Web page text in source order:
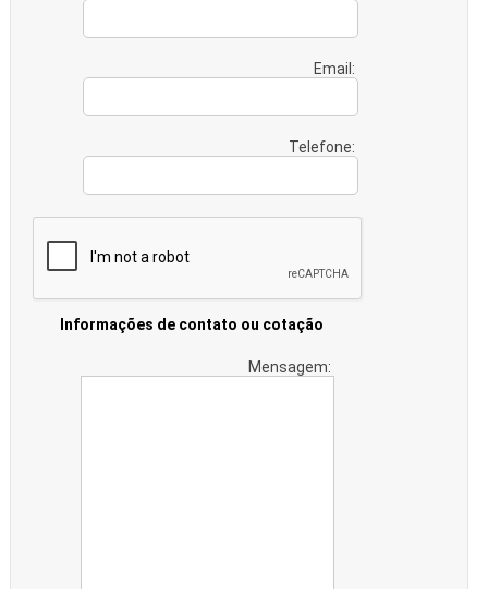
Email:
Telefone:
Informações de contato ou cotação
Mensagem: